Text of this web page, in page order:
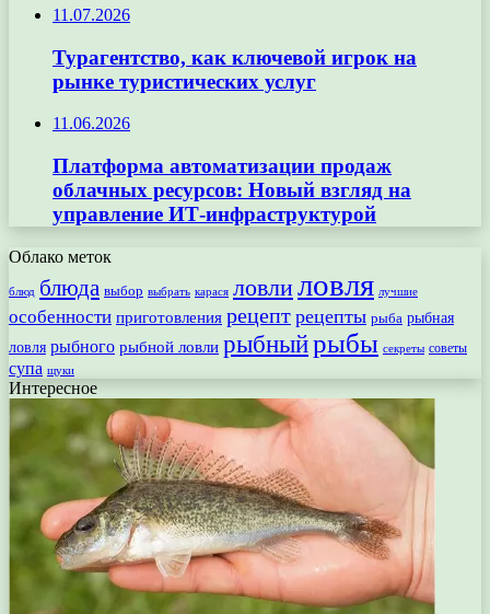
11.07.2026
Турагентство, как ключевой игрок на
рынке туристических услуг
11.06.2026
Платформа автоматизации продаж
облачных ресурсов: Новый взгляд на
управление ИТ-инфраструктурой
Облако меток
блюд блюда выбор выбрать карася ловлиловля лучшие
особенности приготовления рецепт рецепты рыба рыбная
ловля рыбного рыбной ловли рыбныйрыбы секреты советы
супа щуки
Интересное